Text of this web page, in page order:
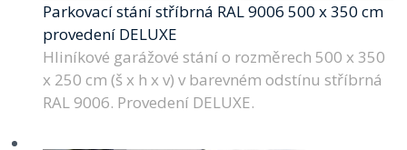
Parkovací stání stříbrná RAL 9006 500 x 350 cm
provedení DELUXE
Hliníkové garážové stání o rozměrech 500 x 350
x 250 cm (š x h x v) v barevném odstínu stříbrná
RAL 9006. Provedení DELUXE.